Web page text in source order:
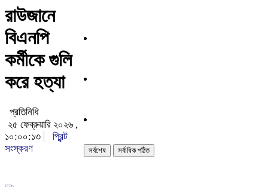
রাউজানে
বিএনপি
কর্মীকে গুলি
করে হত্যা
প্রতিনিধি
২৫ ফেব্রুয়ারি ২০২৬ ,
১০:০০:১৩
প্রিন্ট
সংস্করণ
সর্বশেষ সর্বাধিক পঠিত